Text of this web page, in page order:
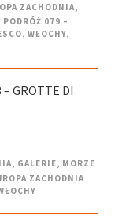
ZACHODNIA,
PODRÓŻ 079 –
, WŁOCHY,
– GROTTE DI
, GALERIE, MORZE
ZACHODNIA